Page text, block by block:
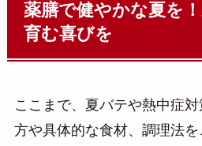
薬膳で健やかな夏を
育む喜びを
ここまで、夏バテや熱中症
方や具体的な食材、調理法